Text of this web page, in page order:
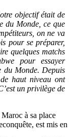
objectifétait de
du Monde, ce que
on ne va
pour se préparer,
quelques matchs
pour essayer
du Monde. Depuis
haut niveau ont
un privilège de
est mis